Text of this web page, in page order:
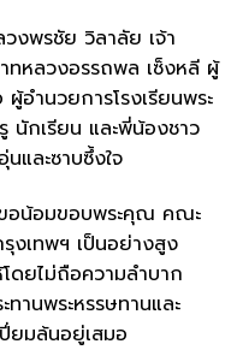
งพรชัย วิลาลัย เจ้า
ทหลวงอรรถพล เซ็งหลี ผู้
อำนวยการโรงเรียนพระ
นักเรียน และพี่น้องชาว
และซาบซึ้งใจ
ขอน้อมขอบพระคุณ คณะ
งเทพฯ เป็นอย่างสูง
ดยไม่ถือความลำบาก
านพระหรรษทานและ
ยมล้นอยู่เสมอ